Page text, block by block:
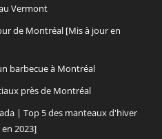
Vermont
de Montréal [Mis à jour en
barbecue à Montréal
près de Montréal
| Top 5 des manteaux d'hiver
2023]